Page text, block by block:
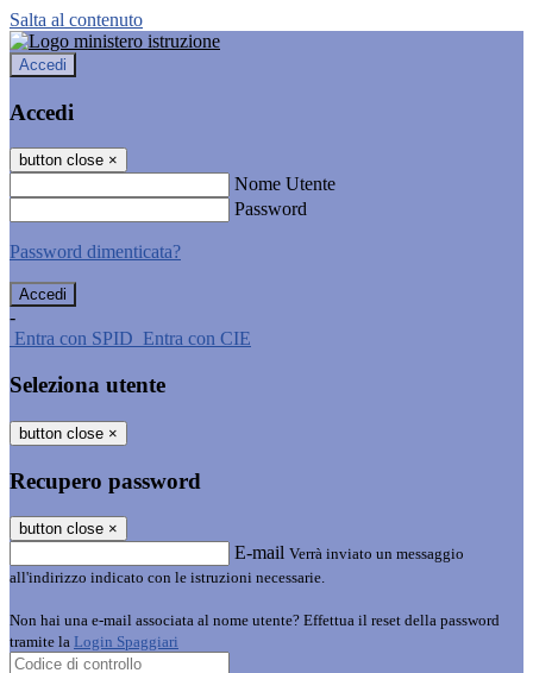
Salta al contenuto
Accedi
Accedi
button close ×
Nome Utente
Password
Password dimenticata?
-
Entra con SPID Entra con CIE
Seleziona utente
button close ×
Recupero password
button close ×
E-mail Verrà inviato un messaggio
all'indirizzo indicato con le istruzioni necessarie.
Non hai una e-mail associata al nome utente? Effettua il reset della password
tramite la Login Spaggiari